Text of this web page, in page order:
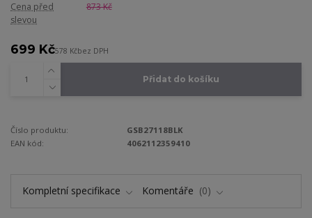
Cena před
slevou
873 Kč
699 Kč578 Kčbez DPH
Přidat do košíku
Číslo produktu:
GSB27118BLK
EAN kód:
4062112359410
Kompletní specifikace Komentáře 0